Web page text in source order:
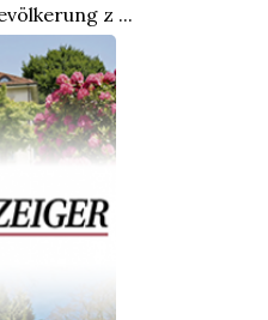
z ...